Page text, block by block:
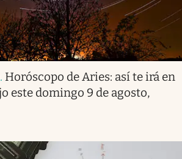
. Horóscopo de Aries: así te irá en
este domingo 9 de agosto,